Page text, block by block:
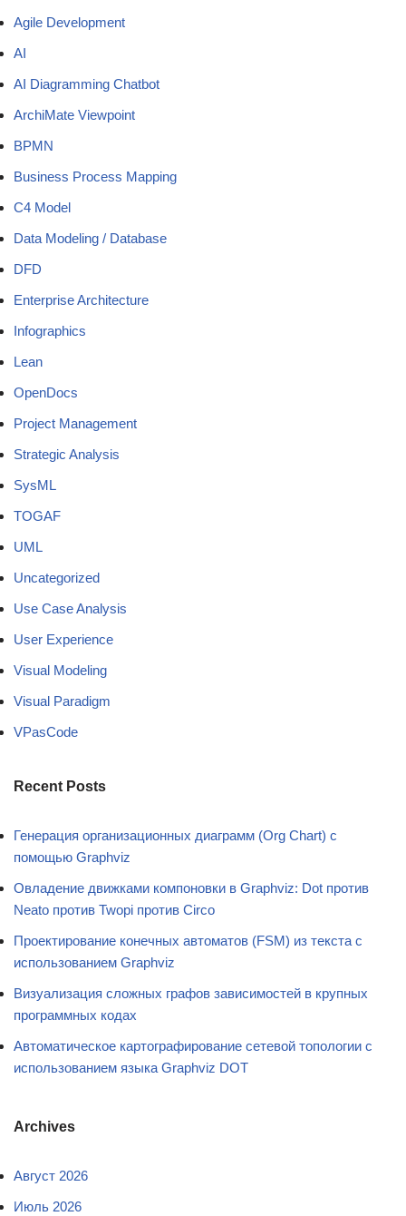
Agile Development
AI
AI Diagramming Chatbot
ArchiMate Viewpoint
BPMN
Business Process Mapping
C4 Model
Data Modeling / Database
DFD
Enterprise Architecture
Infographics
Lean
OpenDocs
Project Management
Strategic Analysis
SysML
TOGAF
UML
Uncategorized
Use Case Analysis
User Experience
Visual Modeling
Visual Paradigm
VPasCode
Recent Posts
Генерация организационных диаграмм (Org Chart) с
помощью Graphviz
Овладение движками компоновки в Graphviz: Dot против
Neato против Twopi против Circo
Проектирование конечных автоматов (FSM) из текста с
использованием Graphviz
Визуализация сложных графов зависимостей в крупных
программных кодах
Автоматическое картографирование сетевой топологии с
использованием языка Graphviz DOT
Archives
Август 2026
Июль 2026